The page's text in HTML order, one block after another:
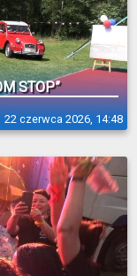
22 czerwca 2026, 14:48
STOP”